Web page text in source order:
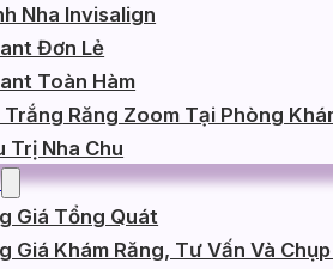
Nha Invisalign
Đơn Lẻ
Toàn Hàm
Răng Zoom Tại Phòng
Trị Nha Chu
Giá Tổng Quát
Giá Khám Răng, Tư Vấn Và
TRÍ TUYỂN DỤNG
ĐIỂM LÀM VIỆC:
TẢ CÔNG VIỆC:
CẦU
lĩnh
đến